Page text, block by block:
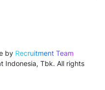
by Recruitment Team
Indonesia, Tbk. All rights